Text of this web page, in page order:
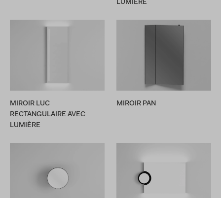
LUMIÈRE
MIROIR LUC
RECTANGULAIRE AVEC
LUMIÈRE
MIROIR PAN